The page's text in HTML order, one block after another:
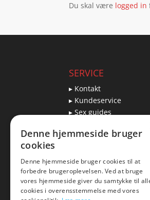
Du skal være logged in
SERVICE
▸ Kontakt
▸ Kundeservice
▸ Sex guides
▸ Returnering
Blog
Pris, kvalitet & sexlegetøj
Denne hjemmeside bruger
cookies
Denne hjemmeside bruger cookies til at
forbedre brugeroplevelsen. Ved at bruge
vores hjemmeside giver du samtykke til
cookies i overensstemmelse med vores